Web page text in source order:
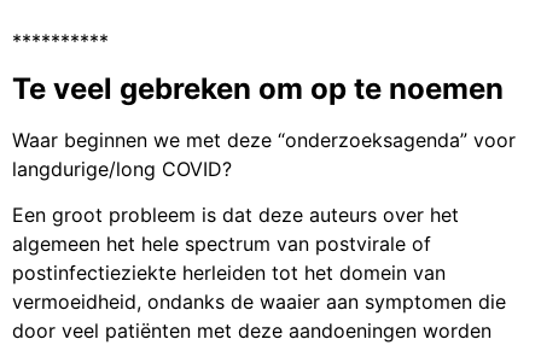
**********
Te veel gebreken om op te noemen
Waar beginnen we met deze “onderzoeksagenda” voor
langdurige/long COVID?
Een groot probleem is dat deze auteurs over het
algemeen het hele spectrum van postvirale of
postinfectieziekte herleiden tot het domein van
vermoeidheid, ondanks de waaier aan symptomen die
door veel patiënten met deze aandoeningen worden